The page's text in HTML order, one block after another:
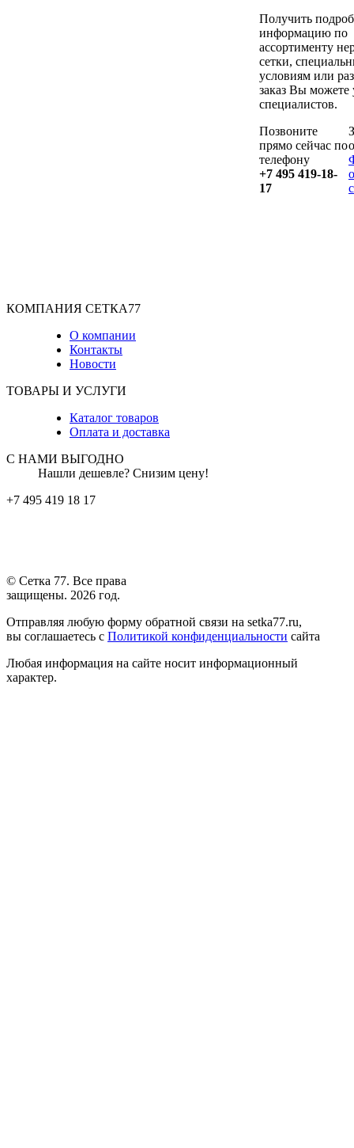
Получить
информацию по
ассортименту
сетки,
условиям или
заказ Вы
специалистов.
Позвоните
прямо сейчас по
телефону
+7 495 419-18-
17
КОМПАНИЯ СЕТКА77
О компании
Контакты
Новости
ТОВАРЫ И УСЛУГИ
Каталог товаров
Оплата и доставка
С НАМИ ВЫГОДНО
Нашли дешевле? Снизим цену!
+7 495 419 18 17
© Сетка 77. Все права
защищены. 2026 год.
Отправляя любую форму обратной связи на setka77.ru,
вы соглашаетесь с Политикой конфиденциальности сайта
Любая информация на сайте носит информационный
характер.